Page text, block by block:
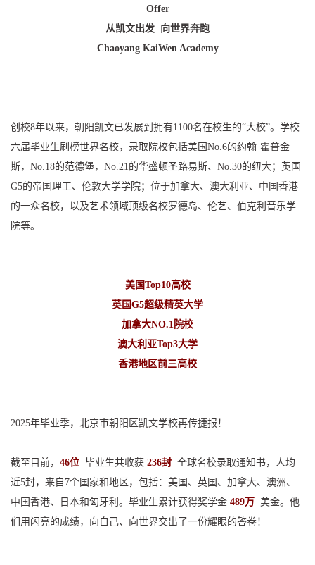
Offer
从凯文出发 向世界奔跑
Chaoyang KaiWen Academy
创校8年以来，朝阳凯文已发展到拥有1100名在校生的“大校”。学校
六届毕业生刷榜世界名校，录取院校包括美国No.6的约翰·霍普金
斯，No.18的范德堡，No.21的华盛顿圣路易斯、No.30的纽大；英国
G5的帝国理工、伦敦大学学院；位于加拿大、澳大利亚、中国香港
的一众名校，以及艺术领域顶级名校罗德岛、伦艺、伯克利音乐学
院等。
美国Top10高校
英国G5超级精英大学
加拿大NO.1院校
澳大利亚Top3大学
香港地区前三高校
2025年毕业季，北京市朝阳区凯文学校再传捷报！
截至目前， 46位 毕业生共收获 236封 全球名校录取通知书，人均
近5封，来自7个国家和地区，包括：美国、英国、加拿大、澳洲、
中国香港、日本和匈牙利。毕业生累计获得奖学金 489万 美金。他
们用闪亮的成绩，向自己、向世界交出了一份耀眼的答卷！